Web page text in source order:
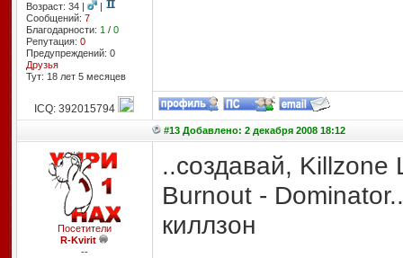
Возраст: 34 |
|
Сообщений: 7
Благодарности: 1 / 0
Репутация: 0
Предупреждений: 0
Друзья
Тут: 18 лет 5 месяцев
ICQ: 392015794
#13 Добавлено: 2 декабря 2008 18:12
Посетители
R-Kvirit
--
..создавай,
Burnout -
киллзон